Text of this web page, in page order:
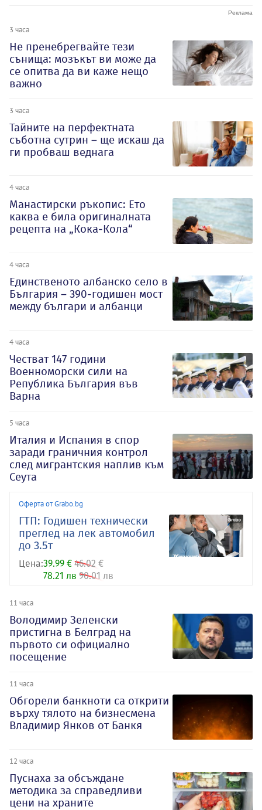
3 часа
Не пренебрегвайте тези
сънища: мозъкът ви може да
се опитва да ви каже нещо
важно
3 часа
Тайните на перфектната
съботна сутрин – ще искаш да
ги пробваш веднага
4 часа
Манастирски ръкопис: Ето
каква е била оригиналната
рецепта на „Кока-Кола“
4 часа
Единственото албанско село в
България – 390-годишен мост
между българи и албанци
4 часа
Честват 147 години
Военноморски сили на
Република България във
Варна
5 часа
Италия и Испания в спор
заради граничния контрол
след мигрантския наплив към
Сеута
Оферта от Grabo.bg
ГТП: Годишен технически
преглед на лек автомобил
до 3.5т
Цена:39.99 € 46.02 €
78.21 лв 90.01 лв
11 часа
Володимир Зеленски
пристигна в Белград на
първото си официално
посещение
11 часа
Обгорели банкноти са открити
върху тялото на бизнесмена
Владимир Янков от Банкя
12 часа
Пуснаха за обсъждане
методика за справедливи
цени на храните